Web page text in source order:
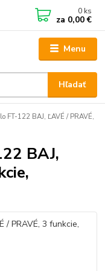
Menu
Hľadať
0 ks
za 0,00 €
FT-122 BAJ, ĽAVÉ / PRAVÉ,
BAJ,